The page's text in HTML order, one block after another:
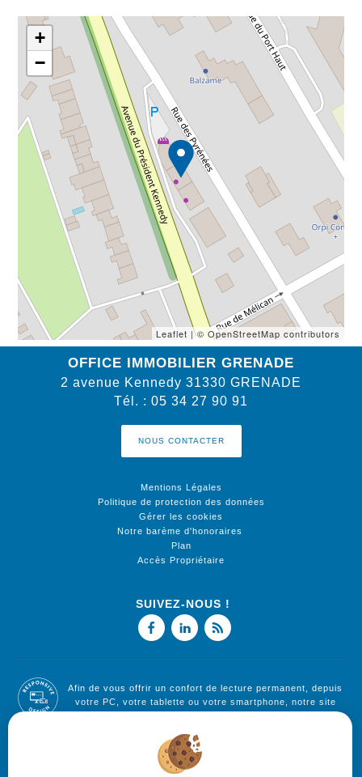
+
−
Leaflet | © OpenStreetMap contributors
OFFICE IMMOBILIER GRENADE
2 avenue Kennedy 31330 GRENADE
Tél. : 05 34 27 90 91
NOUS CONTACTER
Mentions Légales
Politique de protection des données
Gérer les cookies
Notre barème d'honoraires
Plan
Accès Propriétaire
SUIVEZ-NOUS !
Afin de vous offrir un confort de lecture permanent, depuis
votre PC, votre tablette ou votre smartphone, notre site
Logiciel de transaction
Création site internet immobilier